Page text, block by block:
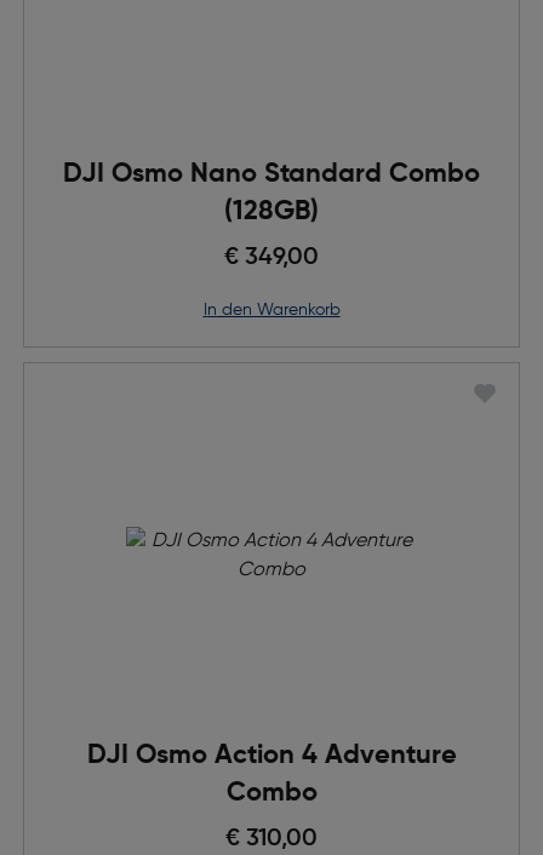
DJI Osmo Nano Standard Combo
(128GB)
€ 349,00
in den Warenkorb
DJI Osmo Action 4 Adventure
Combo
Preis nach Rabatts
€ 310,00